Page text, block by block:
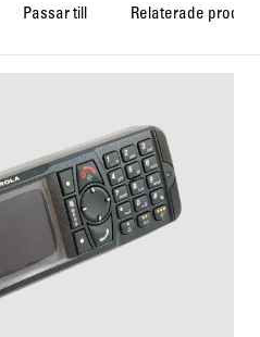
Passar till Relaterade